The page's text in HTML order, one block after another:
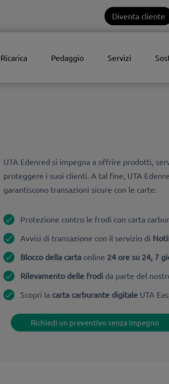
Diventa cliente
Ricarica Pedaggio Servizi
UTA Edenred si impegna a offrire prodotti,
proteggere i suoi clienti. A tal fine, UTA
garantiscono transazioni sicure con le carte:
Protezione contro le frodi con carta
Avvisi di transazione con il servizio di
Blocco della carta online 24 ore su 24, 7
Rilevamento delle frodi da parte del
Scopri la carta carburante digitale UTA
Richiedi un preventivo senza impegno